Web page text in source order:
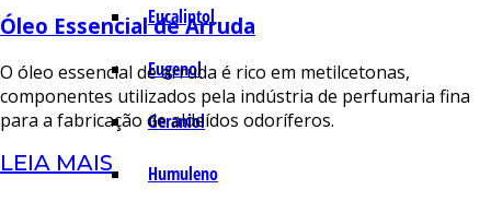
Eucaliptol
Eugenol
Geraniol
Humuleno
Óleo Essencial de Arruda
O óleo essencial de arruda é rico em metilcetonas,
componentes utilizados pela indústria de perfumaria fina
para a fabricação de aldeídos odoríferos.
LEIA MAIS